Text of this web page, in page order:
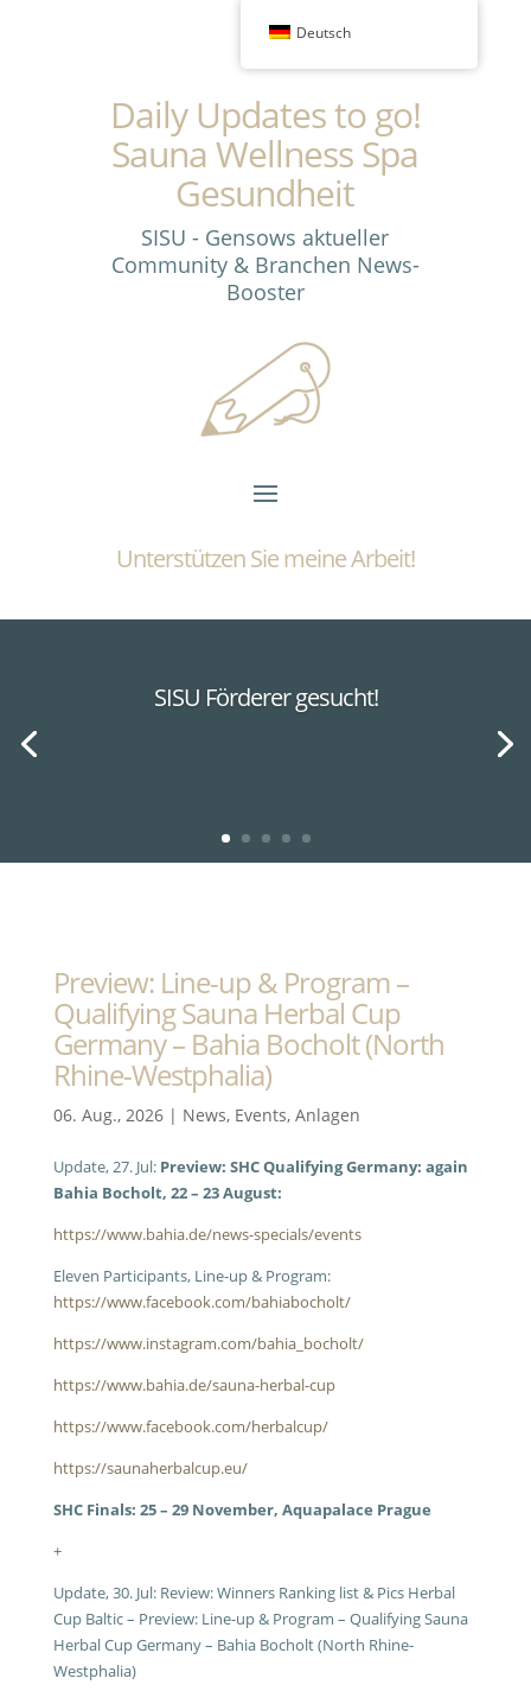
Daily Updates to go!
Sauna Wellness Spa
Gesundheit
SISU - Gensows aktueller
Community & Branchen News-
Booster
Unterstützen Sie meine Arbeit!
SISU Förderer gesucht!
Preview: Line-up & Program –
Qualifying Sauna Herbal Cup
Germany – Bahia Bocholt (North
Rhine-Westphalia)
06. Aug., 2026| News, Events, Anlagen
Update, 27. Jul: Preview: SHC Qualifying Germany: again
Bahia Bocholt, 22 – 23 August:
https://www.bahia.de/news-specials/events
Eleven Participants, Line-up & Program:
https://www.facebook.com/bahiabocholt/
https://www.instagram.com/bahia_bocholt/
https://www.bahia.de/sauna-herbal-cup
https://www.facebook.com/herbalcup/
https://saunaherbalcup.eu/
SHC Finals: 25 – 29 November, Aquapalace Prague
+
Update, 30. Jul: Review: Winners Ranking list & Pics Herbal
Cup Baltic – Preview: Line-up & Program – Qualifying Sauna
Herbal Cup Germany – Bahia Bocholt (North Rhine-
Westphalia)
Deutsch